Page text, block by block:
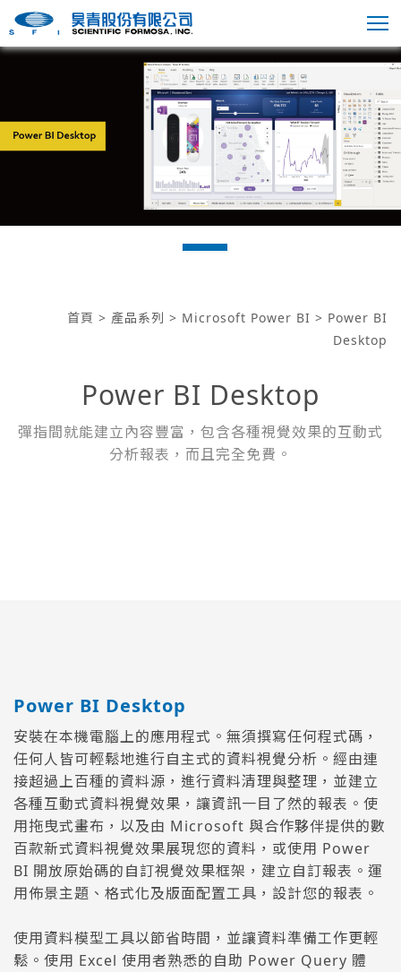
首頁 > 產品系列 > Microsoft Power BI > Power BI
Desktop
Power BI Desktop
彈指間就能建立內容豐富，包含各種視覺效果的互動式
分析報表，而且完全免費。
Power BI Desktop
安裝在本機電腦上的應用程式。無須撰寫任何程式碼，
任何人皆可輕鬆地進行自主式的資料視覺分析。經由連
接超過上百種的資料源，進行資料清理與整理，並建立
各種互動式資料視覺效果，讓資訊一目了然的報表。使
用拖曳式畫布，以及由 Microsoft 與合作夥伴提供的數
百款新式資料視覺效果展現您的資料，或使用 Power
BI 開放原始碼的自訂視覺效果框架，建立自訂報表。運
用佈景主題、格式化及版面配置工具，設計您的報表。
使用資料模型工具以節省時間，並讓資料準備工作更輕
鬆。使用 Excel 使用者熟悉的自助 Power Query 體